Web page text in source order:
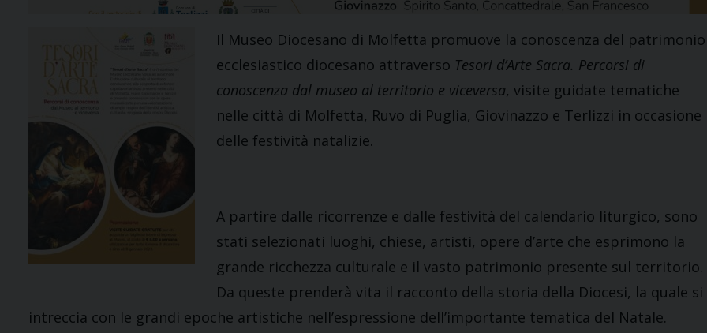
Il Museo Diocesano di Molfetta promuove la conoscenza del patrimonio
ecclesiastico diocesano attraverso Tesori d’Arte Sacra. Percorsi di
conoscenza dal museo al territorio e viceversa, visite guidate tematiche
nelle città di Molfetta, Ruvo di Puglia, Giovinazzo e Terlizzi in occasione
delle festività natalizie.
A partire dalle ricorrenze e dalle festività del calendario liturgico, sono
stati selezionati luoghi, chiese, artisti, opere d’arte che esprimono la
grande ricchezza culturale e il vasto patrimonio presente sul territorio.
Da queste prenderà vita il racconto della storia della Diocesi, la quale si
intreccia con le grandi epoche artistiche nell’espressione dell’importante tematica del Natale.